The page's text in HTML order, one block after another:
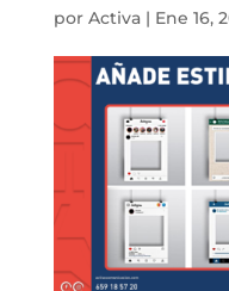
por Activa| Ene 16,